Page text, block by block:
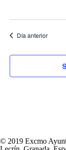
Día anterior
© 2019 Excmo